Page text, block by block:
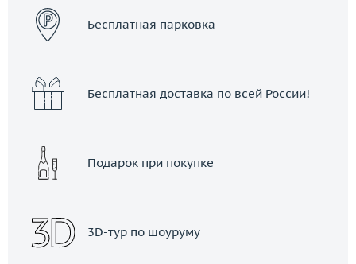
Бесплатная парковка
Бесплатная доставка по всей России!
Подарок при покупке
3D-тур по шоуруму